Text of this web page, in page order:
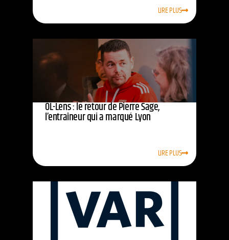
LIRE PLUS
OL-Lens : le retour de Pierre Sage,
l’entraîneur qui a marqué Lyon
LIRE PLUS